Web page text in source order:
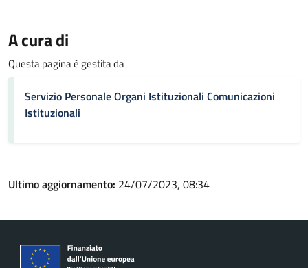
A cura di
Questa pagina è gestita da
Servizio Personale Organi Istituzionali Comunicazioni
Istituzionali
Ultimo aggiornamento: 24/07/2023, 08:34